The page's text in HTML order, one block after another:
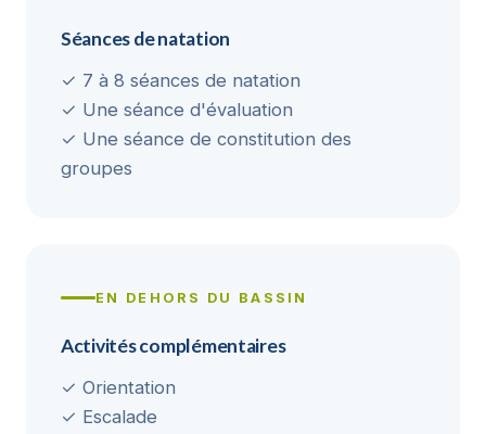
Séances de natation
✓ 7 à 8 séances de natation
✓ Une séance d'évaluation
✓ Une séance de constitution des
groupes
EN DEHORS DU BASSIN
Activités complémentaires
✓ Orientation
✓ Escalade